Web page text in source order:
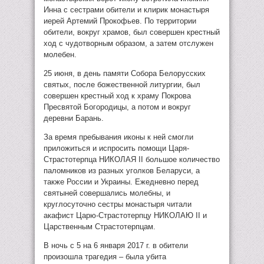
Инна с сестрами обители и клирик монастыря
иерей Артемий Прокофьев. По территории
обители, вокруг храмов, был совершен крестный
ход с чудотворным образом, а затем отслужен
молебен.
25 июня, в день памяти Собора Белорусских
святых, после божественной литургии, был
совершен крестный ход к храму Покрова
Пресвятой Богородицы, а потом и вокруг
деревни Барань.
За время пребывания иконы к ней смогли
приложиться и испросить помощи Царя-
Страстотерпца НИКОЛАЯ II большое количество
паломников из разных уголков Беларуси, а
также России и Украины. Ежедневно перед
святыней совершались молебны, и
круглосуточно сестры монастыря читали
акафист Царю-Страстотерпцу НИКОЛАЮ II и
Царственным Страстотерпцам.
В ночь с 5 на 6 января 2017 г. в обители
произошла трагедия – была убита